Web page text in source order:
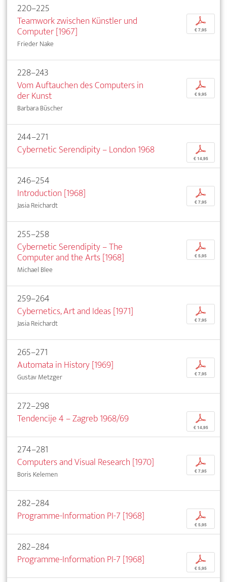
220–225
Teamwork zwischen Künstler und
Computer [1967]
Frieder Nake
p
€ 7,95
228–243
Vom Auftauchen des Computers in
der Kunst
Barbara Büscher
p
€ 9,95
244–271
Cybernetic Serendipity – London 1968
p
€ 14,95
246–254
Introduction [1968]
Jasia Reichardt
p
€ 7,95
255–258
Cybernetic Serendipity – The
Computer and the Arts [1968]
Michael Blee
p
€ 5,95
259–264
Cybernetics, Art and Ideas [1971]
Jasia Reichardt
p
€ 7,95
265–271
Automata in History [1969]
Gustav Metzger
p
€ 7,95
272–298
Tendencije 4 – Zagreb 1968/69
p
€ 14,95
274–281
Computers and Visual Research [1970]
Boris Kelemen
p
€ 7,95
282–284
Programme-Information PI-7 [1968]
p
€ 5,95
282–284
Programme-Information PI-7 [1968]
p
€ 5,95